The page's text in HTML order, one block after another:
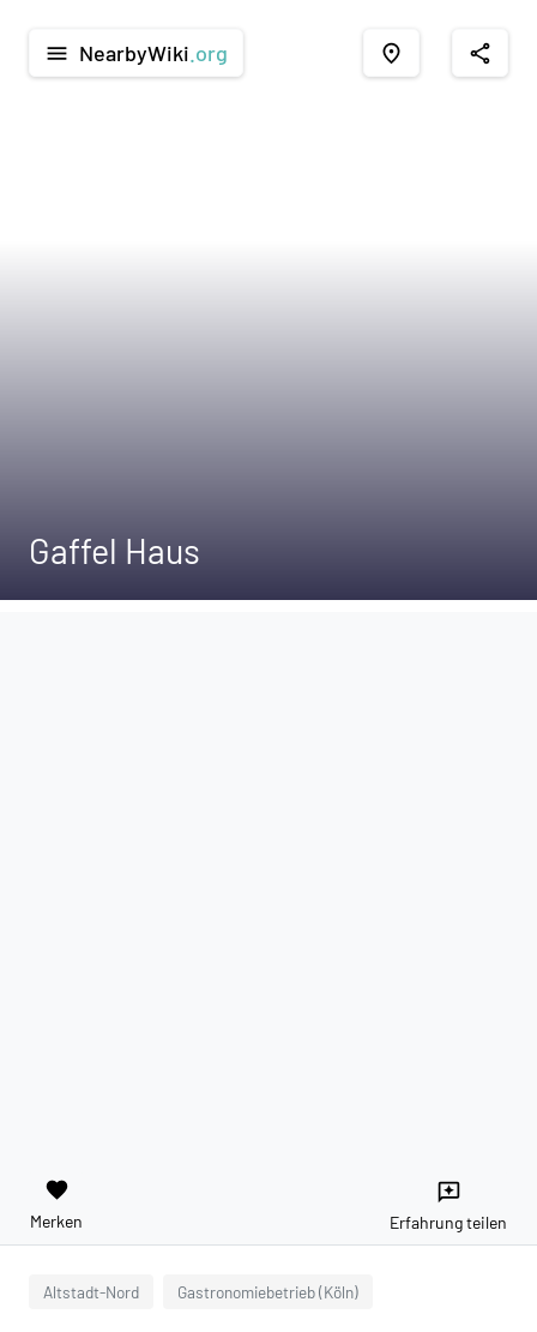
menu NearbyWiki .org place share
Gaffel Haus
favorite
Merken
reviews
Erfahrung teilen
Altstadt-Nord Gastronomiebetrieb (Köln)